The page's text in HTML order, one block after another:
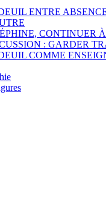
ENTRE
CONTINUER
: GARDER
COMME